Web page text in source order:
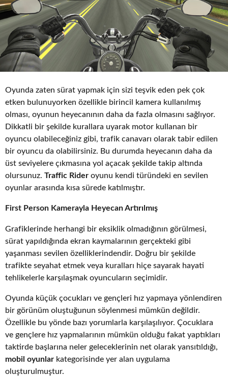
Oyunda zaten sürat yapmak için sizi teşvik eden pek çok
etken bulunuyorken özellikle birincil kamera kullanılmış
olması, oyunun heyecanının daha da fazla olmasını sağlıyor.
Dikkatli bir şekilde kurallara uyarak motor kullanan bir
oyuncu olabileceğiniz gibi, trafik canavarı olarak tabir edilen
bir oyuncu da olabilirsiniz. Bu durumda heyecanın daha da
üst seviyelere çıkmasına yol açacak şekilde takip altında
olursunuz. Traffic Rider oyunu kendi türündeki en sevilen
oyunlar arasında kısa sürede katılmıştır.
First Person Kamerayla Heyecan Artırılmış
Grafiklerinde herhangi bir eksiklik olmadığının görülmesi,
sürat yapıldığında ekran kaymalarının gerçekteki gibi
yaşanması sevilen özelliklerindendir. Doğru bir şekilde
trafikte seyahat etmek veya kuralları hiçe sayarak hayati
tehlikelerle karşılaşmak oyuncuların seçimidir.
Oyunda küçük çocukları ve gençleri hız yapmaya yönlendiren
bir görünüm oluştuğunun söylenmesi mümkün değildir.
Özellikle bu yönde bazı yorumlarla karşılaşılıyor. Çocuklara
ve gençlere hız yapmalarının mümkün olduğu fakat yaptıkları
taktirde başlarına neler geleceklerinin net olarak yansıtıldığı,
mobil oyunlar kategorisinde yer alan uygulama
oluşturulmuştur.